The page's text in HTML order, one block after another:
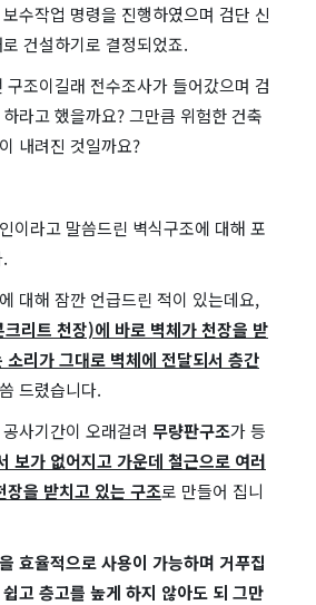
수작업 명령을 진행하였으며 검단 신
건설하기로 결정되었죠.
구조이길래 전수조사가 들어갔으며 검
라고 했을까요? 그만큼 위험한 건축
내려진 것일까요?
이라고 말씀드린 벽식구조에 대해 포
에 대해 잠깐 언급드린 적이 있는데요,
리트 천장)에 바로 벽체가 천장을 받
소리가 그대로 벽체에 전달되서 층간
드렸습니다.
사기간이 오래걸려 무량판구조가 등
보가 없어지고 가운데 철근으로 여러
장을 받치고 있는 구조로 만들어 집니
효율적으로 사용이 가능하며 거푸집
고 층고를 높게 하지 않아도 되 그만